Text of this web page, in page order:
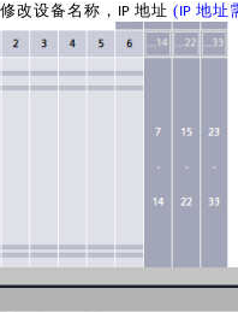
改设备名称， IP 地址 (IP 地址